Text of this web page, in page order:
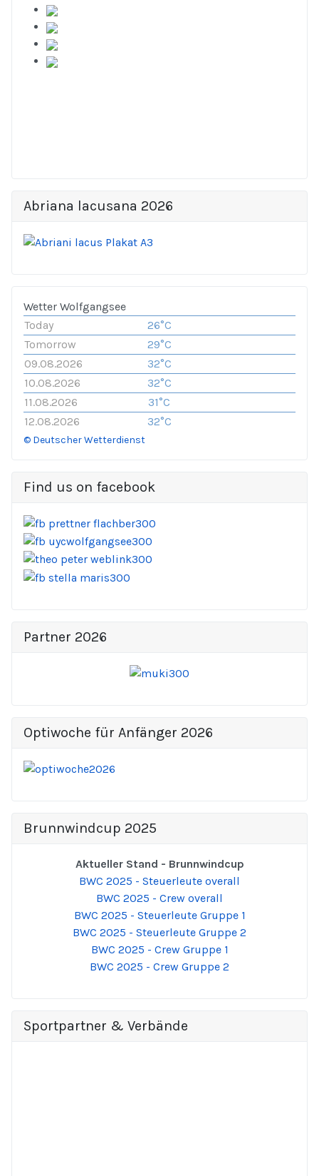
Abriana lacusana 2026
Wetter Wolfgangsee
Today
26°C
Tomorrow
29°C
09.08.2026
32°C
10.08.2026
32°C
11.08.2026
31°C
12.08.2026
32°C
© Deutscher Wetterdienst
Find us on facebook
Partner 2026
Optiwoche für Anfänger 2026
Brunnwindcup 2025
Aktueller Stand - Brunnwindcup
BWC 2025 - Steuerleute overall
BWC 2025 - Crew overall
BWC 2025 - Steuerleute Gruppe 1
BWC 2025 - Steuerleute Gruppe 2
BWC 2025 - Crew Gruppe 1
BWC 2025 - Crew Gruppe 2
Sportpartner & Verbände